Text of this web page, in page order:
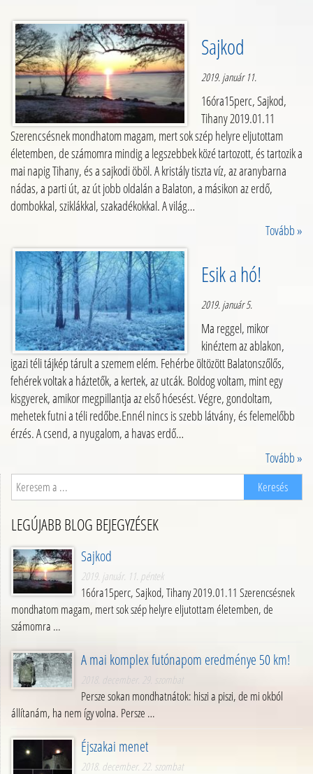
Sajkod
2019. január 11.
16óra15perc, Sajkod,
Tihany 2019.01.11
Szerencsésnek mondhatom magam, mert sok szép helyre eljutottam
életemben, de számomra mindig a legszebbek közé tartozott, és tartozik a
mai napig Tihany, és a sajkodi öböl. A kristály tiszta víz, az aranybarna
nádas, a parti út, az út jobb oldalán a Balaton, a másikon az erdő,
dombokkal, sziklákkal, szakadékokkal. A világ…
Tovább »
Esik a hó!
2019. január 5.
Ma reggel, mikor
kinéztem az ablakon,
igazi téli tájkép tárult a szemem elém. Fehérbe öltözött Balatonszőlős,
fehérek voltak a háztetők, a kertek, az utcák. Boldog voltam, mint egy
kisgyerek, amikor megpillantja az első hóesést. Végre, gondoltam,
mehetek futni a téli redőbe.Ennél nincs is szebb látvány, és felemelőbb
érzés. A csend, a nyugalom, a havas erdő…
Tovább »
LEGÚJABB BLOG BEJEGYZÉSEK
Sajkod
2019. január. 11. péntek
16óra15perc, Sajkod, Tihany 2019.01.11 Szerencsésnek
mondhatom magam, mert sok szép helyre eljutottam életemben, de
számomra …
A mai komplex futónapom eredménye 50 km!
2018. december. 29. szombat
Persze sokan mondhatnátok: hiszi a piszi, de mi okból
állítanám, ha nem így volna. Persze …
Éjszakai menet
2018. december. 22. szombat